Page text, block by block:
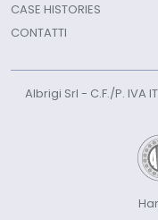
CASE HISTORIES
CONTATTI
Albrigi Srl - C.F./P. IVA